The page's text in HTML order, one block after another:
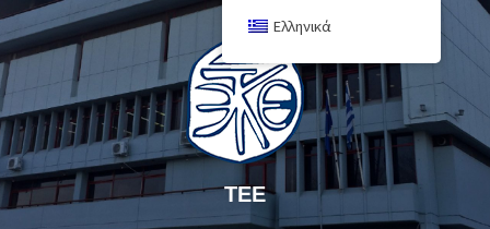
ΤΕΕ
Ελληνικά